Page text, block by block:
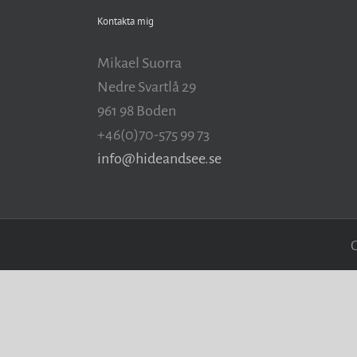
Kontakta mig
Mikael Suorra
Nedre Svartlå 29
961 98 Boden
+46(0)70-575 99 73
info@hideandsee.se